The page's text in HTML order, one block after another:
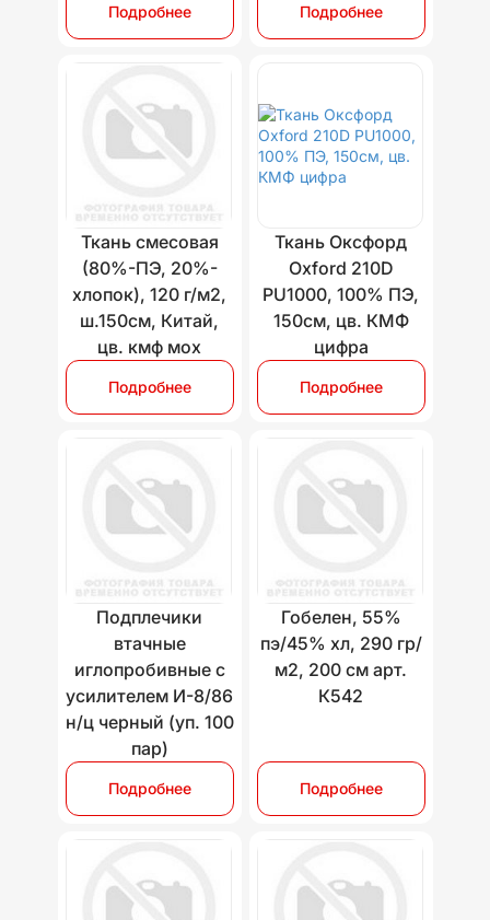
Подробнее Подробнее
Ткань смесовая
(80%-ПЭ, 20%-
хлопок), 120 г/м2,
ш.150см, Китай,
цв. кмф мох
Подробнее
Ткань Оксфорд
Oxford 210D
PU1000, 100% ПЭ,
150см, цв. КМФ
цифра
Подробнее
Подплечики
втачные
иглопробивные с
усилителем И-8/86
н/ц черный (уп. 100
пар)
Подробнее
Гобелен, 55%
пэ/45% хл, 290 гр/
м2, 200 см арт.
К542
Подробнее